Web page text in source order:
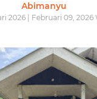
Abimanyu
2026 | Februari 09, 2026